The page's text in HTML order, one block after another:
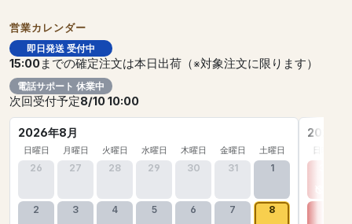
営業カレンダー
即日発送 受付中
15:00までの確定注文は本日出荷（※対象注文に限ります）
電話サポート 休業中
次回受付予定8/10 10:00
2026年8月
日曜日 月曜日 火曜日 水曜日 木曜日 金曜日 土曜日
26 27 28 29 30 31 1
2 3 4 5 6 7 8
2026年
日曜日